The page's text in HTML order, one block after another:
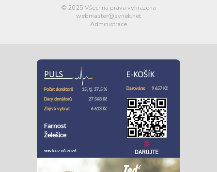
© 2025 Všechna práva vyhrazena
webmaster@synek.net
Administrace